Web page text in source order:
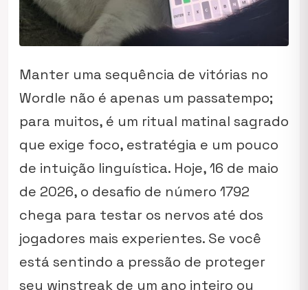
Manter uma sequência de vitórias no
Wordle não é apenas um passatempo;
para muitos, é um ritual matinal sagrado
que exige foco, estratégia e um pouco
de intuição linguística. Hoje, 16 de maio
de 2026, o desafio de número 1792
chega para testar os nervos até dos
jogadores mais experientes. Se você
está sentindo a pressão de proteger
seu winstreak de um ano inteiro ou